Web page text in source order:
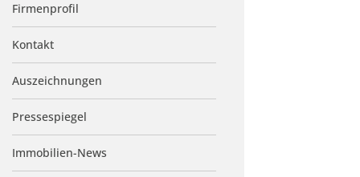
Firmenprofil
Kontakt
Auszeichnungen
Pressespiegel
Immobilien-News